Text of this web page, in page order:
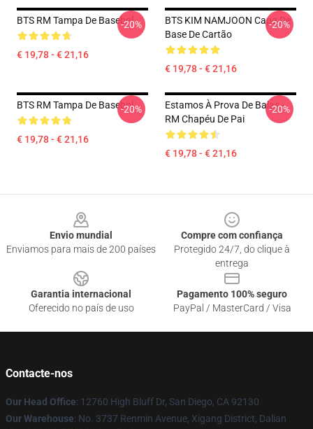
BTS RM Tampa De Basebol
€ 19,78 - € 21,16
-20%
BTS KIM NAMJOON Capa De
Base De Cartão
€ 19,78 - € 21,16
-20%
BTS RM Tampa De Basebol
€ 19,78 - € 21,16
-20%
Estamos À Prova De Balas -
RM Chapéu De Pai
€ 19,78 - € 21,16
-20%
Envio mundial
Enviamos para mais de 200 países
Compre com confiança
Protegido 24/7, do clique à
entrega
Garantia internacional
Oferecido no país de uso
Pagamento 100% seguro
PayPal / MasterCard / Visa
Contacte-nos
Our Head Office: 12760 High Bluff Dr, San Diego, CA 92130
Our Warehouse: No. 3737 Renmin Avenue, Xigang District, Dalian